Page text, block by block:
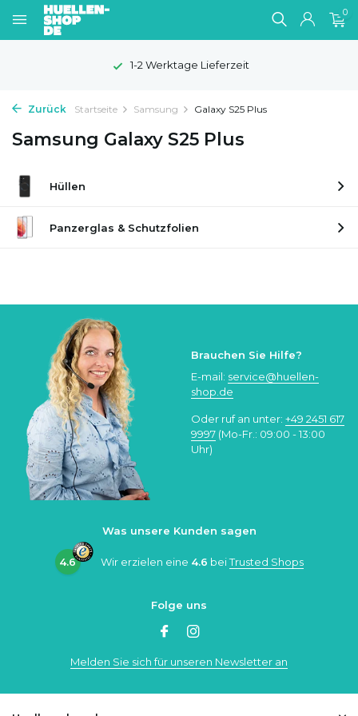
0
1-2 Werktage Lieferzeit
Zurück Startseite Samsung Galaxy S25 Plus
Samsung Galaxy S25 Plus
Hüllen
Panzerglas & Schutzfolien
Brauchen Sie Hilfe?
E-mail: service@huellen-
shop.de
Oder ruf an unter: +49 2451 617
9997 (Mo-Fr.: 09:00 - 13:00
Uhr)
Was unsere Kunden sagen
4.6 Wir erzielen eine 4.6 beiTrusted Shops
Folge uns
Melden Sie sich für unseren Newsletter an